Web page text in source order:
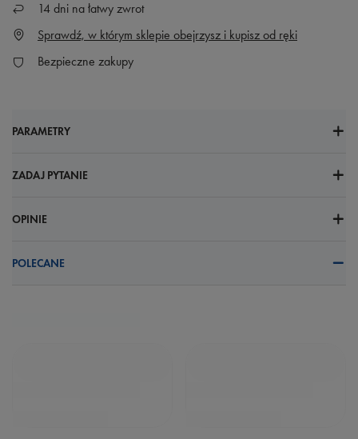
14 dni na łatwy zwrot
Sprawdź, w którym sklepie obejrzysz i kupisz od ręki
Bezpieczne zakupy
PARAMETRY
ZADAJ PYTANIE
OPINIE
POLECANE